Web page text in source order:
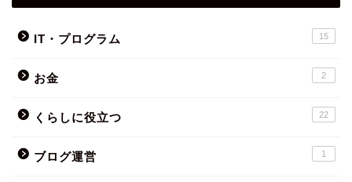
IT・プログラム 15
お金 2
くらしに役立つ 22
ブログ運営 1